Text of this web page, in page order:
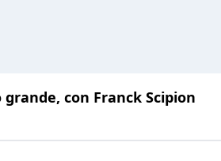
con Franck Scipion